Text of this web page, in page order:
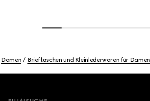
Damen Brieftaschen und Kleinlederwaren für Damen